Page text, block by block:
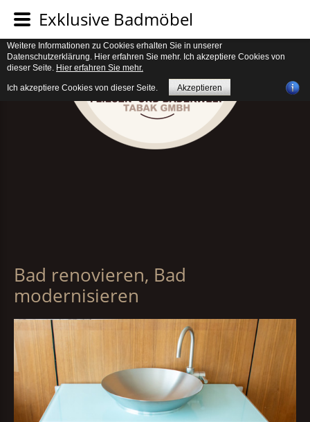
Bad renovieren, Bad
modernisieren
Verwendung von Cookies. Um unsere Webseite für Sie optimal zu gestalten
und fortlaufend verbessern zu können, verwenden wir Cookies. Durch die
Weitere Informationen zu Cookies erhalten Sie in unserer
Datenschutzerklärung. Hier erfahren Sie mehr. Ich akzeptiere Cookies von
dieser Seite. Hier erfahren Sie mehr.
Ich akzeptiere Cookies von dieser Seite. Akzeptieren
Exklusive Badmöbel